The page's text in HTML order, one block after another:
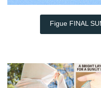
Figue FINAL